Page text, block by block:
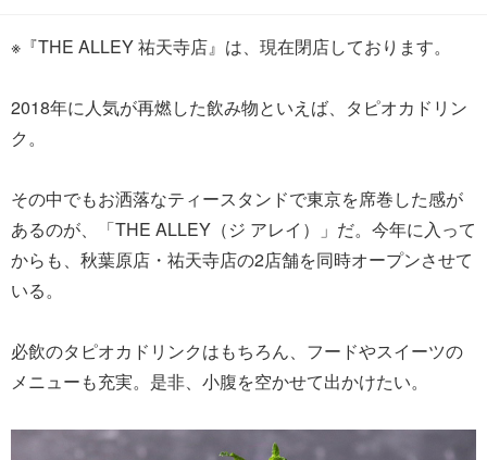
※『THE ALLEY 祐天寺店』は、現在閉店しております。
2018年に人気が再燃した飲み物といえば、タピオカドリン
ク。
その中でもお洒落なティースタンドで東京を席巻した感が
あるのが、「THE ALLEY（ジ アレイ）」だ。今年に入って
からも、秋葉原店・祐天寺店の2店舗を同時オープンさせて
いる。
必飲のタピオカドリンクはもちろん、フードやスイーツの
メニューも充実。是非、小腹を空かせて出かけたい。